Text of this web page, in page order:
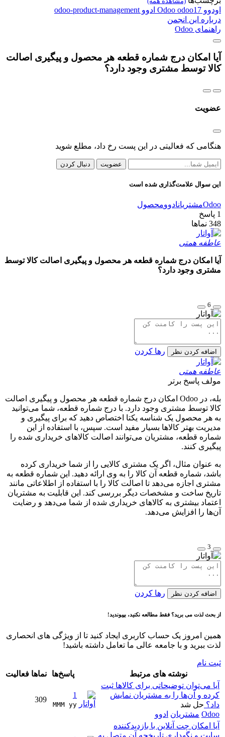
اودوو Odoo odoo17 ادوو odoo-product-management
درباره این انجمن
راهنمای Odoo
آیا امکان درج شماره قطعه هر محصول و پیگیری اصالت
کالا توسط مشتری وجود دارد؟
عضویت
هنگامی که فعالیتی در این پست رخ داد، مطلع شوید
عضویت دنبال کردن
این سوال علامت‌گذاری شده است
Odooمشتریانادوومحصول
1 پاسخ
348 نماها
عاطفه همتی
آیا امکان درج شماره قطعه هر محصول و پیگیری اصالت کالا توسط
مشتری وجود دارد؟
6
اضافه کردن نظر رها کردن
عاطفه همتی
مولف پاسخ برتر
بله، در Odoo امکان درج شماره قطعه هر محصول و پیگیری اصالت
کالا توسط مشتری وجود دارد. با درج شماره قطعه، شما می‌توانید
به هر محصول یک شناسه یکتا اختصاص دهید که برای پیگیری و
مدیریت بهتر کالاها بسیار مفید است. سپس، با استفاده از این
شماره قطعه، مشتریان می‌توانند اصالت کالاهای خریداری شده را
پیگیری کنند.
به عنوان مثال، اگر یک مشتری کالایی را از شما خریداری کرده
باشد، شماره قطعه آن کالا را به وی ارائه دهید. این شماره قطعه به
مشتری اجازه می‌دهد تا اصالت کالا را با استفاده از اطلاعاتی مانند
تاریخ ساخت و مشخصات دیگر بررسی کند. این قابلیت به مشتریان
اعتماد بیشتری به کالاهای خریداری شده از شما می‌دهد و رضایت
آن‌ها را افزایش می‌دهد.
3
اضافه کردن نظر رها کردن
از بحث لذت می برید؟ فقط مطالعه نکنید، بپیوندید!
همین امروز یک حساب کاربری ایجاد کنید تا از ویژگی های انحصاری
لذت ببرید و با جامعه عالی ما تعامل داشته باشید!
ثبت نام
نوشته های مرتبط
پاسخ‌ها نماها فعالیت
آیا می‌توان توضیحاتی برای کالاها ثبت
کرده و آن‌ها را به مشتریان نمایش
داد؟ حل شد
Odoo مشتریان ادوو
1
MMM yy
309
آیا امکان چت آنلاین با بازدیدکننده
سایت و نگهداری تاریخچه آن متصل به